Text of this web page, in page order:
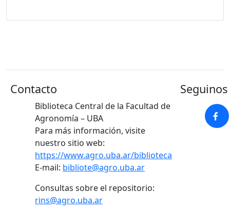
Contacto
Biblioteca Central de la Facultad de
Agronomía – UBA
Para más información, visite
nuestro sitio web:
https://www.agro.uba.ar/biblioteca
E-mail: bibliote@agro.uba.ar
Consultas sobre el repositorio:
rins@agro.uba.ar